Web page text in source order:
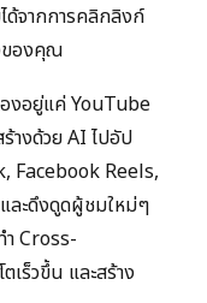
ด้จากการคลิกลิงก์
ของคุณ
องอยู่แค่ YouTube
างด้วย AI ไปอัป
Facebook Reels,
ละดึงดูดผู้ชมใหม่ๆ
Cross-
ร็วขึ้น และสร้าง